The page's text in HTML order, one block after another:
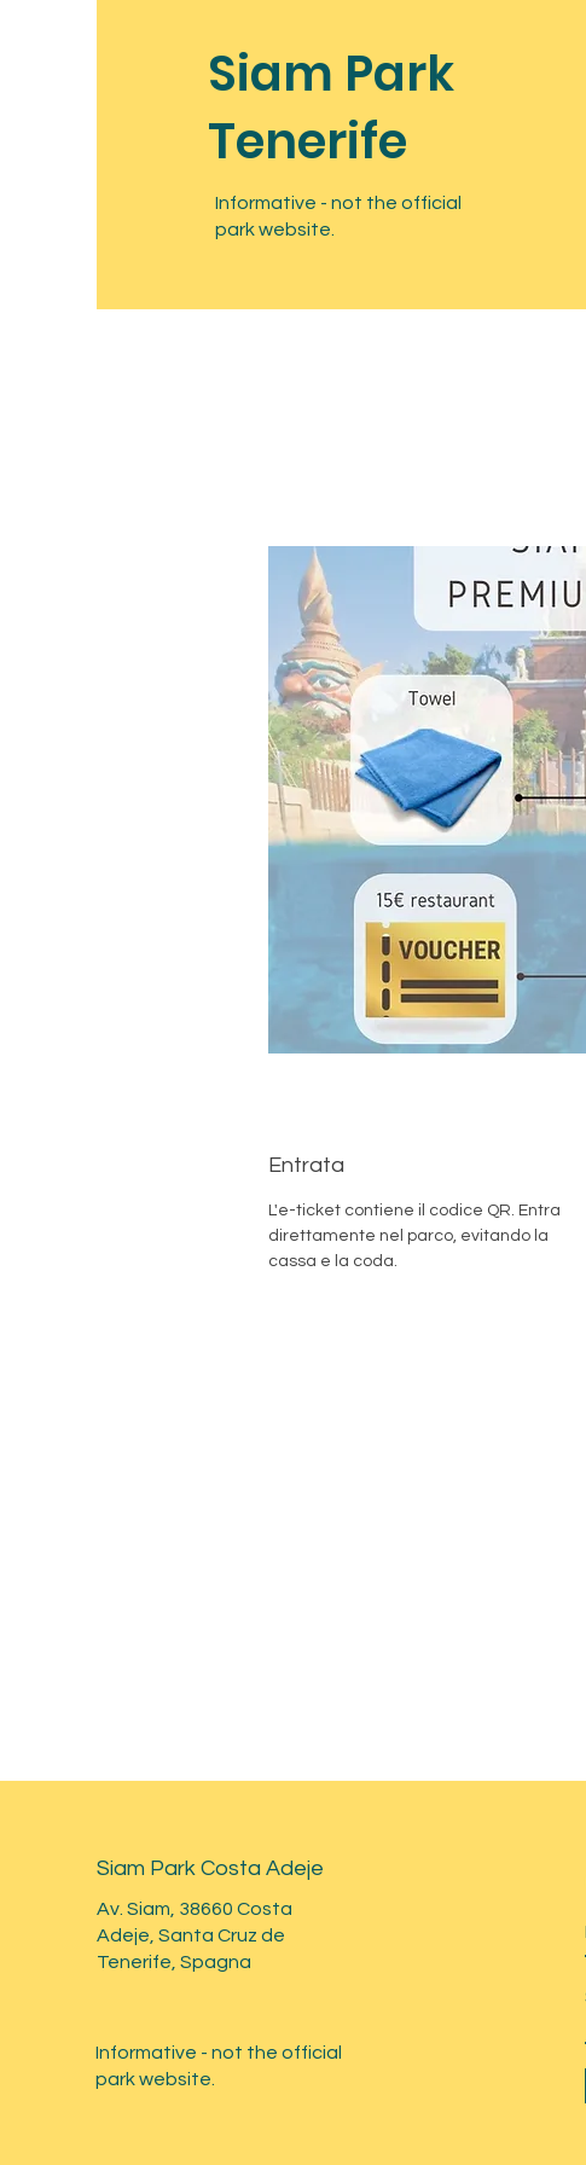
Siam Park
Tenerife
Informative - not the official
park website.
Entrata
L'e-ticket contiene il codice QR. Entra
direttamente nel parco, evitando la
cassa e la coda.
Siam Park Costa Adeje
Av. Siam, 38660 Costa
Adeje, Santa Cruz de
Tenerife, Spagna
Informative - not the official
park website.